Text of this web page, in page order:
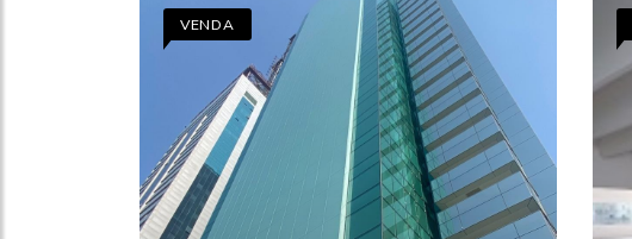
VENDA